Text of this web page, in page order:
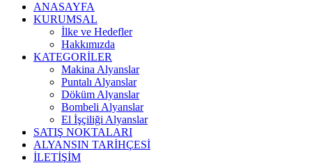
ANASAYFA
KURUMSAL
İlke ve Hedefler
Hakkımızda
KATEGORİLER
Makina Alyanslar
Puntalı Alyanslar
Döküm Alyanslar
Bombeli Alyanslar
El İşçiliği Alyanslar
SATIŞ NOKTALARI
ALYANSIN TARİHÇESİ
İLETİŞİM